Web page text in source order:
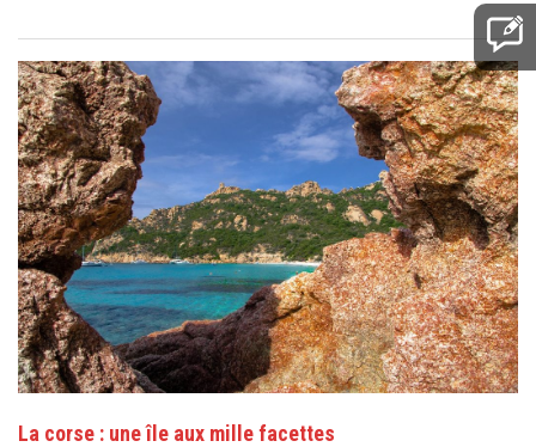
La corse : une île aux mille facettes